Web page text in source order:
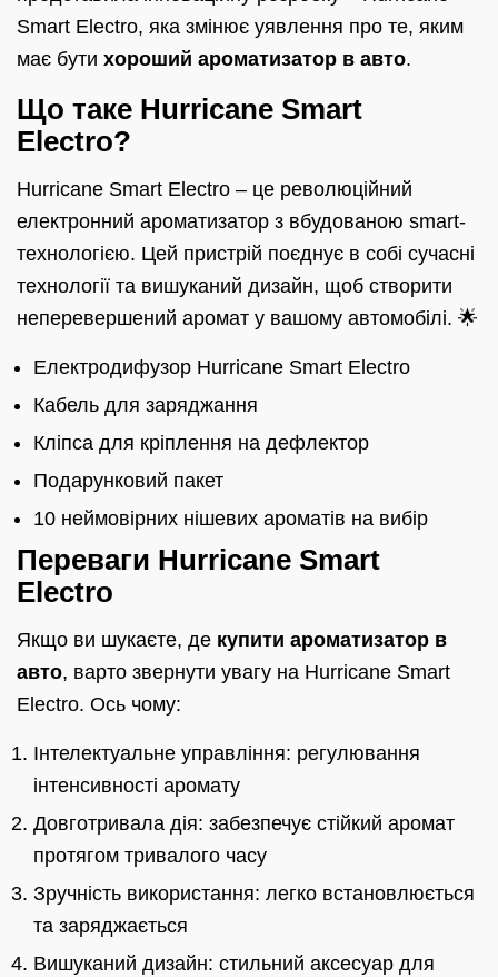
Smart Electro, яка змінює уявлення про те, яким
має бути хороший ароматизатор в авто.
Що таке Hurricane Smart
Electro?
Hurricane Smart Electro – це революційний
електронний ароматизатор з вбудованою smart-
технологією. Цей пристрій поєднує в собі сучасні
технології та вишуканий дизайн, щоб створити
неперевершений аромат у вашому автомобілі. 🌟
Електродифузор Hurricane Smart Electro
Кабель для заряджання
Кліпса для кріплення на дефлектор
Подарунковий пакет
10 неймовірних нішевих ароматів на вибір
Переваги Hurricane Smart
Electro
Якщо ви шукаєте, де купити ароматизатор в
авто, варто звернути увагу на Hurricane Smart
Electro. Ось чому:
Інтелектуальне управління: регулювання
інтенсивності аромату
Довготривала дія: забезпечує стійкий аромат
протягом тривалого часу
Зручність використання: легко встановлюється
та заряджається
Вишуканий дизайн: стильний аксесуар для